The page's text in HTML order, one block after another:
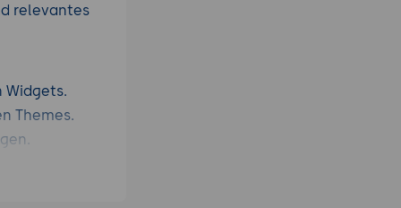
relevantes
Widgets.
Themes.